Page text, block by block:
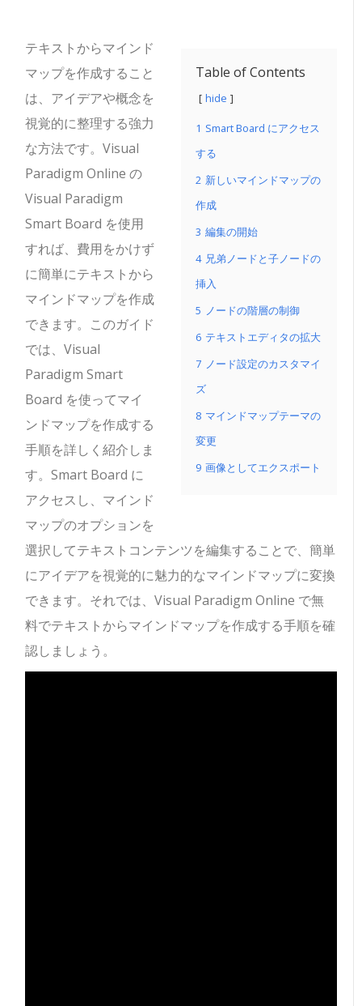
Table of Contents
hide
1 Smart Board にアクセス
する
2 新しいマインドマップの
作成
3 編集の開始
4 兄弟ノードと子ノードの
挿入
5 ノードの階層の制御
6 テキストエディタの拡大
7 ノード設定のカスタマイ
ズ
8 マインドマップテーマの
変更
9 画像としてエクスポート
テキストからマインド
マップを作成すること
は、アイデアや概念を
視覚的に整理する強力
な方法です。Visual
Paradigm Online の
Visual Paradigm
Smart Board を使用
すれば、費用をかけず
に簡単にテキストから
マインドマップを作成
できます。このガイド
では、Visual
Paradigm Smart
Board を使ってマイ
ンドマップを作成する
手順を詳しく紹介しま
す。Smart Board に
アクセスし、マインド
マップのオプションを
選択してテキストコンテンツを編集することで、簡単
にアイデアを視覚的に魅力的なマインドマップに変換
できます。それでは、Visual Paradigm Online で無
料でテキストからマインドマップを作成する手順を確
認しましょう。